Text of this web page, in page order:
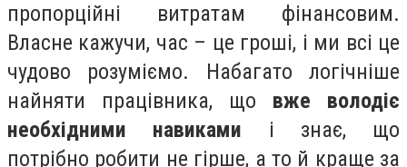
пропорційні витратам фінансовим.
Власне кажучи, час – це гроші, і ми всі це
чудово розуміємо. Набагато логічніше
найняти працівника, що вже володіє
необхідними навиками і знає, що
потрібно робити не гірше, а то й краще за